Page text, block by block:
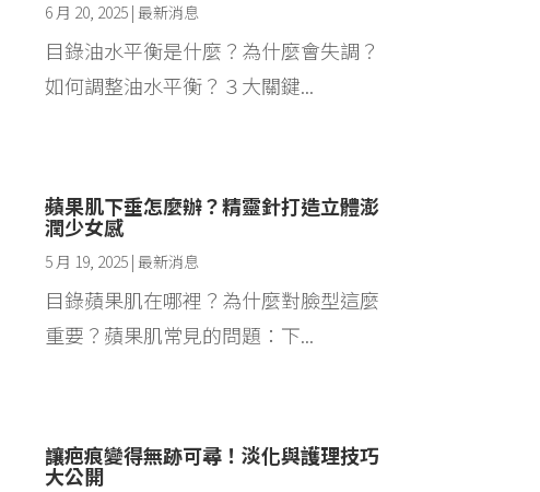
6 月 20, 2025| 最新消息
目錄油水平衡是什麼？為什麼會失調？
如何調整油水平衡？３大關鍵...
蘋果肌下垂怎麼辦？精靈針打造立體澎
潤少女感
5 月 19, 2025| 最新消息
目錄蘋果肌在哪裡？為什麼對臉型這麼
重要？蘋果肌常見的問題：下...
讓疤痕變得無跡可尋！淡化與護理技巧
大公開